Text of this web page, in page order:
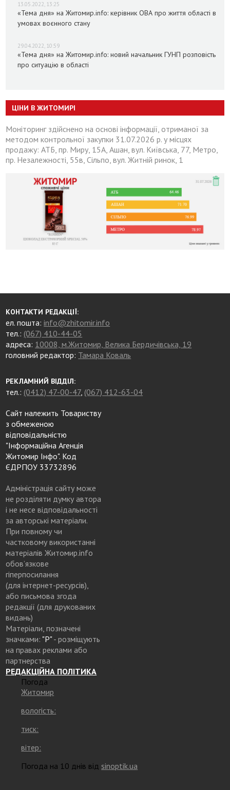
13.05.2022, 13:25
«Тема дня» на Житомир.info: керівник ОВА про життя області в
умовах воєнного стану
29.04.2022, 10:59
«Тема дня» на Житомир.info: новий начальник ГУНП розповість
про ситуацію в області
ЦІНИ В ЖИТОМИРІ
Моніторинг здійснено на основі інформації, отриманої за
методом контрольної закупки 31.07.2026 р. у місцях
продажу: АТБ, пр. Миру, 15А, Ашан, вул. Київська, 77, Метро,
пр. Незалежності, 55в, Сільпо, вул. Житній ринок, 1
КОНТАКТИ РЕДАКЦІЇ:
ел. пошта:info@zhitomir.info
тел.: (067) 410-44-05
адреса: 10008, м.Житомир, Велика Бердичівська, 19
головний редактор: Тамара Коваль
РЕКЛАМНИЙ ВІДДІЛ:
тел.: (0412) 47-00-47, (067) 412-63-04
Сайт належить Товариству
з обмеженою
відповідальністю
"Інформаційна Агенція
Житомир Інфо". Код
ЄДРПОУ 33732896
Адміністрація сайту може
не розділяти думку автора
і не несе відповідальності
за авторські матеріали.
При повному чи
частковому використанні
матеріалів Житомир.info
обов’язкове
гіперпосилання
(для інтернет-ресурсів),
або письмова згода
редакції (для друкованих
видань)
Матеріали, позначені
значками: "Р"- розміщують
на правах реклами або
партнерства
РЕДАКЦІЙНА ПОЛІТИКА
Погода
Житомир
вологість:
тиск:
вітер:
Погода на 10 днів від sinoptik.ua